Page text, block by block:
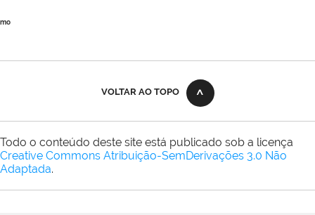
VOLTAR AO TOPO
Todo o conteúdo deste site está publicado sob a licença
Creative Commons Atribuição-SemDerivações 3.0 Não
Adaptada.